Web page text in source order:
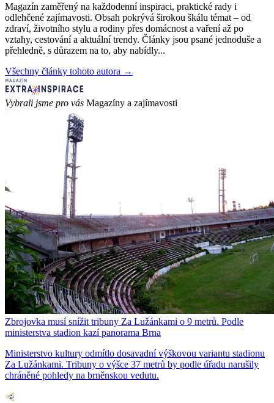
Magazín zaměřený na každodenní inspiraci, praktické rady i
odlehčené zajímavosti. Obsah pokrývá širokou škálu témat – od
zdraví, životního stylu a rodiny přes domácnost a vaření až po
vztahy, cestování a aktuální trendy. Články jsou psané jednoduše a
přehledně, s důrazem na to, aby nabídly...
Všechny články tohoto autora →
Vybrali jsme pro vás Magazíny a zajímavosti
Zbrojovka musí snížit tribuny Za Lužánkami o 9 metrů. Podle
ministerstva stadion kazí panorama Brna
Ministerstvo kultury odmítlo dosavadní výškovou variantu stadionu
Za Lužánkami. Tribuny o výšce 37 metrů by podle úřadu narušily
chráněné pohledy na brněnskou vedutu.